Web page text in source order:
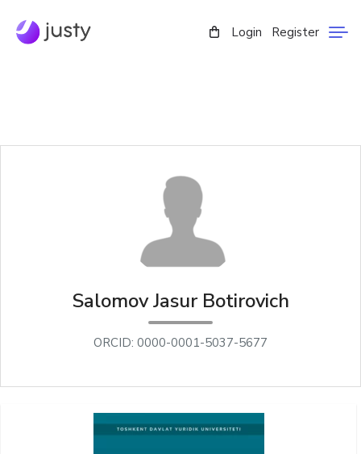
Login Register
Salomov Jasur Botirovich
ORCID: 0000-0001-5037-5677